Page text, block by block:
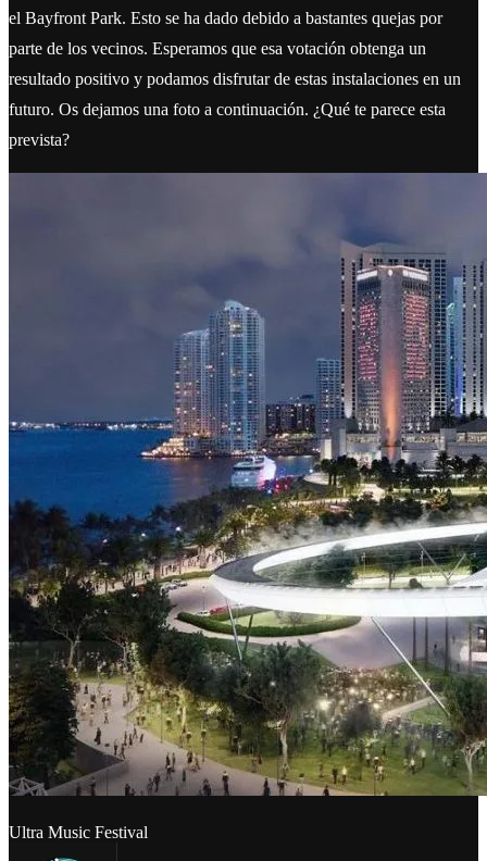
el Bayfront Park. Esto se ha dado debido a bastantes quejas por
parte de los vecinos. Esperamos que esa votación obtenga un
resultado positivo y podamos disfrutar de estas instalaciones en un
futuro. Os dejamos una foto a continuación. ¿Qué te parece esta
prevista?
Ultra Music Festival